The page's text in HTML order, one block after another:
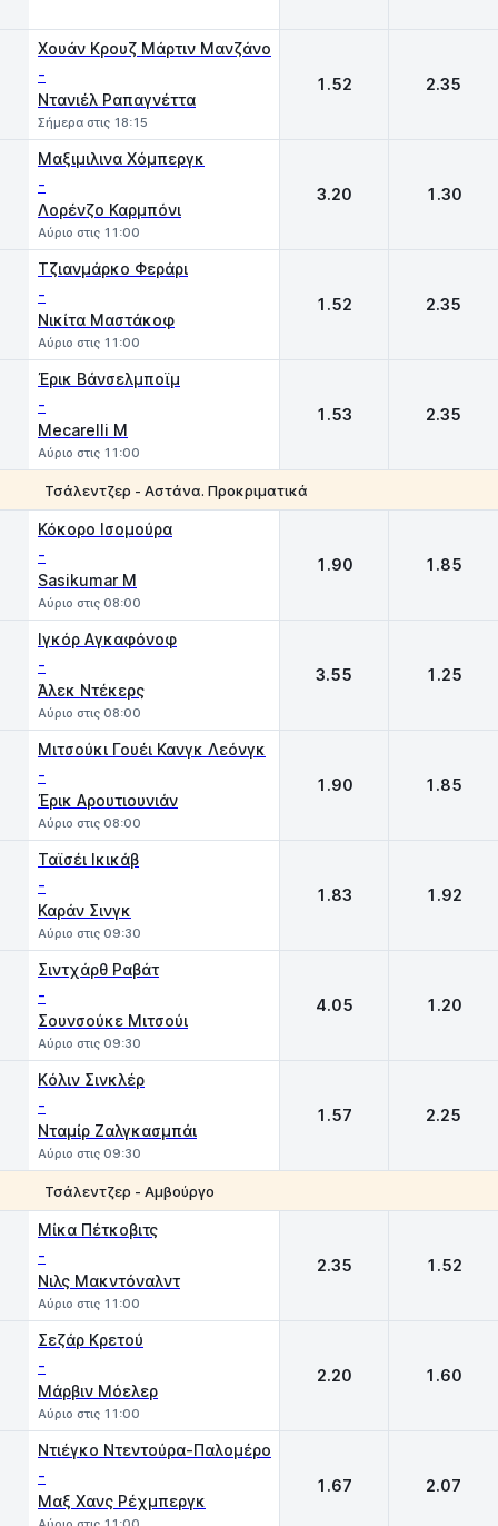
Χουάν Κρουζ Μάρτιν Μανζάνο
-
Ντανιέλ Ραπαγνέττα
Σήμερα στις 18:15
1.52 2.35
Μαξιμιλινα Χόμπεργκ
-
Λορένζο Καρμπόνι
Αύριο στις 11:00
3.20 1.30
Τζιανμάρκο Φεράρι
-
Νικίτα Μαστάκοφ
Αύριο στις 11:00
1.52 2.35
Έρικ Βάνσελμποϊμ
-
Mecarelli M
Αύριο στις 11:00
1.53 2.35
Τσάλεντζερ - Αστάνα. Προκριματικά
Κόκορο Ισομούρα
-
Sasikumar M
Αύριο στις 08:00
1.90 1.85
Ιγκόρ Αγκαφόνοφ
-
Άλεκ Ντέκερς
Αύριο στις 08:00
3.55 1.25
Μιτσούκι Γουέι Κανγκ Λεόνγκ
-
Έρικ Αρουτιουνιάν
Αύριο στις 08:00
1.90 1.85
Ταϊσέι Ικικάβ
-
Καράν Σινγκ
Αύριο στις 09:30
1.83 1.92
Σιντχάρθ Ραβάτ
-
Σουνσούκε Μιτσούι
Αύριο στις 09:30
4.05 1.20
Kόλιν Σινκλέρ
-
Νταμίρ Ζαλγκασμπάι
Αύριο στις 09:30
1.57 2.25
Τσάλεντζερ - Αμβούργο
Μίκα Πέτκοβιτς
-
Νιλς Μακντόναλντ
Αύριο στις 11:00
2.35 1.52
Σεζάρ Κρετού
-
Μάρβιν Μόελερ
Αύριο στις 11:00
2.20 1.60
Ντιέγκο Ντεντούρα-Παλομέρο
-
Μαξ Χανς Ρέχμπεργκ
1.67 2.07